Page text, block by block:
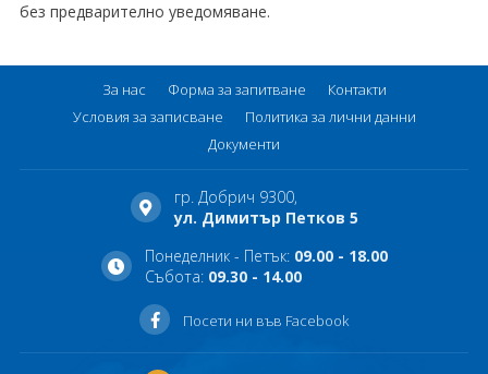
без предварително уведомяване.
За нас Форма за запитване
Контакти
Условия за записване
Политика за лични данни
Документи
гр. Добрич 9300,
ул. Димитър Петков 5
Понеделник - Петък: 09.00 - 18.00
Събота: 09.30 - 14.00
Посети ни във Facebook